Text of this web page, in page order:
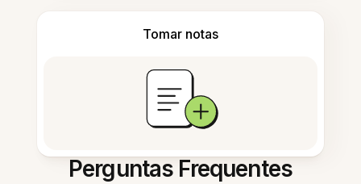
Tomar notas
Perguntas Frequentes